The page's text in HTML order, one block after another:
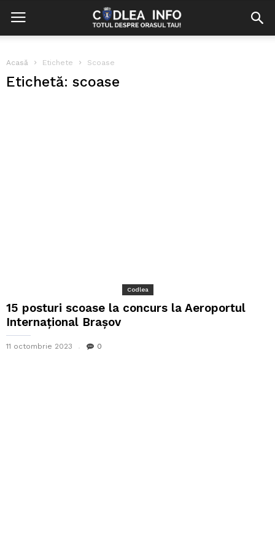
Acasă Etichete Scoase
Etichetă: scoase
Codlea
15 posturi scoase la concurs la Aeroportul
Internațional Brașov
11 octombrie 2023 0